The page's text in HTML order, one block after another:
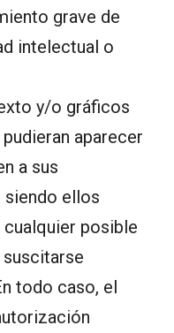
grave de
intelectual o
y/o gráficos
aparecer
a sus
ellos
posible
todo caso, el